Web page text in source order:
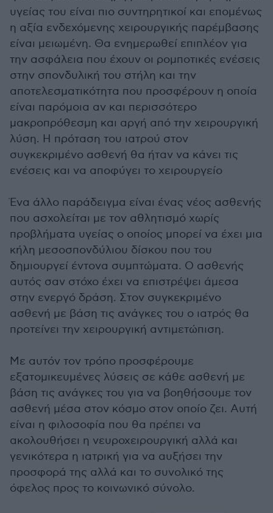
υγείας του είναι πιο συντηρητικοί και επομένως
η αξία ενδεχόμενης χειρουργικής παρέμβασης
είναι μειωμένη. Θα ενημερωθεί επιπλέον για
την ασφάλεια που έχουν οι ρομποτικές ενέσεις
στην σπονδυλική του στήλη και την
αποτελεσματικότητα που προσφέρουν η οποία
είναι παρόμοια αν και περισσότερο
μακροπρόθεσμη και αργή από την χειρουργική
λύση. Η πρόταση του ιατρού στον
συγκεκριμένο ασθενή θα ήταν να κάνει τις
ενέσεις και να αποφύγει το χειρουργείο
Ένα άλλο παράδειγμα είναι ένας νέος ασθενής
που ασχολείται με τον αθλητισμό χωρίς
προβλήματα υγείας ο οποίος μπορεί να έχει μια
κήλη μεσοσπονδύλιου δίσκου που του
δημιουργεί έντονα συμπτώματα. Ο ασθενής
αυτός σαν στόχο έχει να επιστρέψει άμεσα
στην ενεργό δράση. Στον συγκεκριμένο
ασθενή με βάση τις ανάγκες του ο ιατρός θα
προτείνει την χειρουργική αντιμετώπιση.
Με αυτόν τον τρόπο προσφέρουμε
εξατομικευμένες λύσεις σε κάθε ασθενή με
βάση τις ανάγκες του για να βοηθήσουμε τον
ασθενή μέσα στον κόσμο στον οποίο ζει. Αυτή
είναι η φιλοσοφία που θα πρέπει να
ακολουθήσει η νευροχειρουργική αλλά και
γενικότερα η ιατρική για να αυξήσει την
προσφορά της αλλά και το συνολικό της
όφελος προς το κοινωνικό σύνολο.